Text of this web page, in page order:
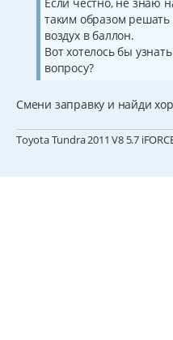
таким образом решать
воздух в баллон.
Вот хотелось бы
вопросу?
Смени заправку и найди
Toyota Tundra 2011 V8 5.7